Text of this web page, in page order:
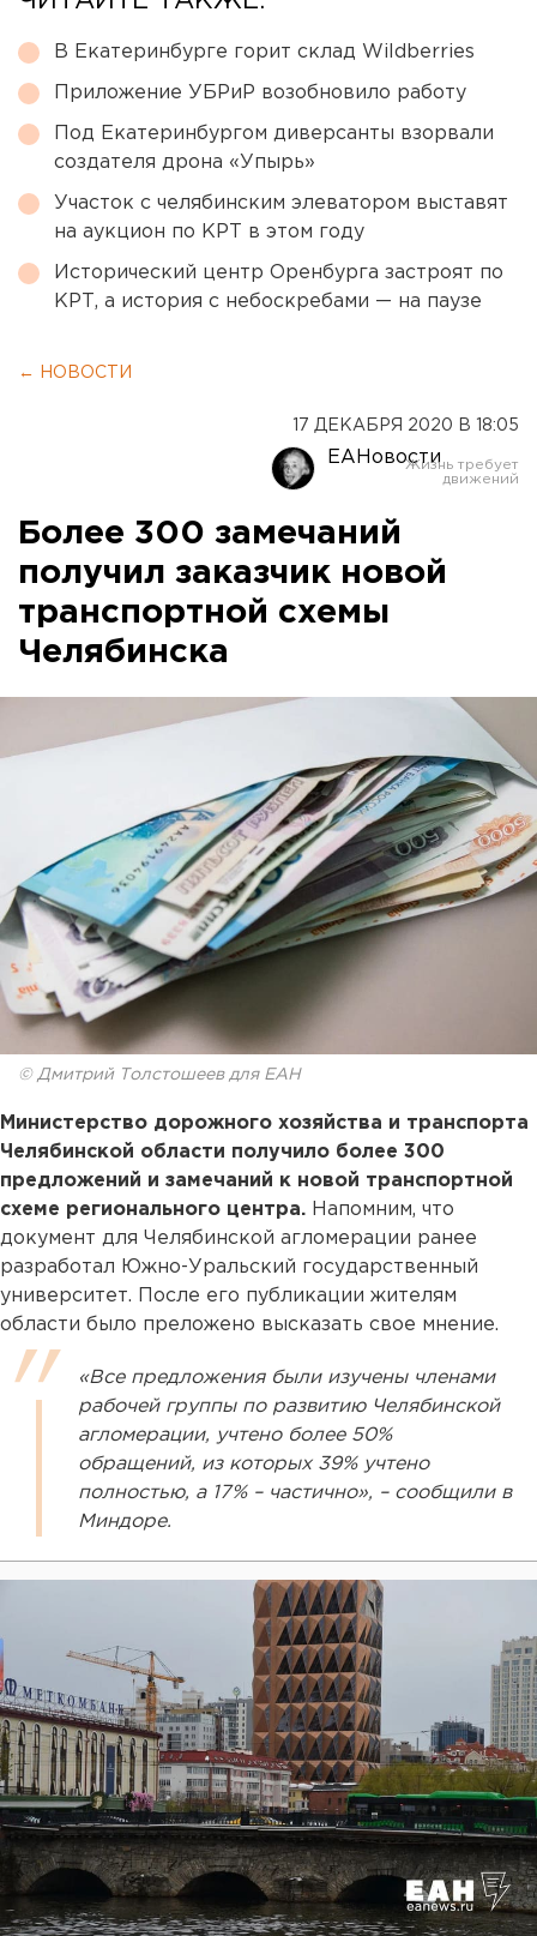
В Екатеринбурге горит склад Wildberries
Приложение УБРиР возобновило работу
Под Екатеринбургом диверсанты взорвали
создателя дрона «Упырь»
Участок с челябинским элеватором выставят
на аукцион по КРТ в этом году
Исторический центр Оренбурга застроят по
КРТ, а история с небоскребами — на паузе
← НОВОСТИ
17 ДЕКАБРЯ 2020 В 18:05
ЕАНовости
Более 300 замечаний
получил заказчик новой
транспортной схемы
Челябинска
© Дмитрий Толстошеев для ЕАН
Министерство дорожного хозяйства и транспорта
Челябинской области получило более 300
предложений и замечаний к новой транспортной
схеме регионального центра. Напомним, что
документ для Челябинской агломерации ранее
разработал Южно-Уральский государственный
университет. После его публикации жителям
области было преложено высказать свое мнение.
«Все предложения были изучены членами
рабочей группы по развитию Челябинской
агломерации, учтено более 50%
обращений, из которых 39% учтено
полностью, а 17% – частично», – сообщили в
Миндоре.